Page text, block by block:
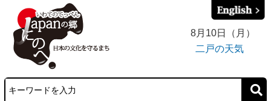
8月10日（月）
二戸の天気